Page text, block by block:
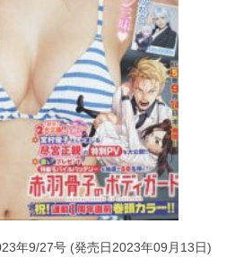
年9/27号 (発売日2023年09月13日)